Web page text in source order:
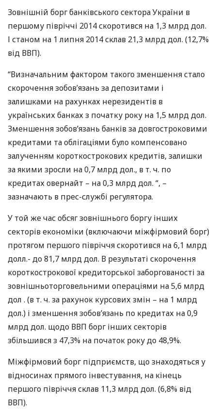
Зовнішній борг банківського сектора України в
першому півріччі 2014 скоротився на 1,3 млрд дол.
І станом на 1 липня 2014 склав 21,3 млрд дол. (12,7%
від ВВП).
“Визначальним фактором такого зменшення стало
скорочення зобов’язань за депозитами і
залишками на рахунках нерезидентів в
українських банках з початку року на 1,5 млрд дол.
Зменшення зобов’язань банків за довгостроковими
кредитами та облігаціями було компенсовано
залученням короткострокових кредитів, залишки
за якими зросли на 0,7 млрд дол., в т. ч. по
кредитах овернайт – на 0,3 млрд дол. “, –
зазначають в прес-службі регулятора.
У той же час обсяг зовнішнього боргу інших
секторів економіки (включаючи міжфірмовий борг)
протягом першого півріччя скоротився на 6,1 млрд
долл.- до 81,7 млрд дол. В результаті скорочення
короткострокової кредиторської заборгованості за
зовнішньоторговельними операціями на 5,6 млрд
дол . (в т. ч. за рахунок курсових змін – на 1 млрд
дол.) і зменшення зобов’язань по кредитах на 0,9
млрд дол. щодо ВВП борг інших секторів
збільшився з 47,3% на початок року до 48,9%.
Міжфірмовий борг підприємств, що знаходяться у
відносинах прямого інвестування, на кінець
першого півріччя склав 11,3 млрд дол. (6,8% від
ВВП).